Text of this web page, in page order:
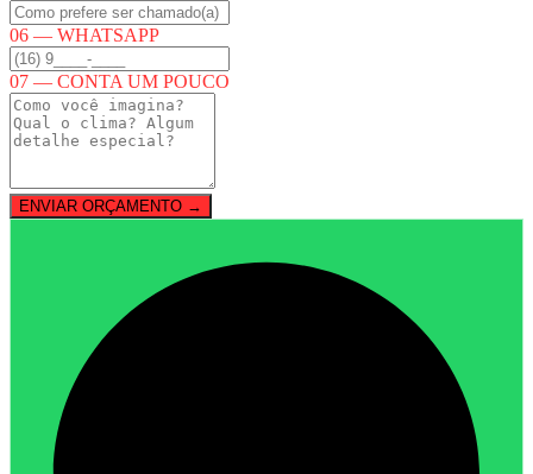
06 — WHATSAPP
07 — CONTA UM POUCO
ENVIAR ORÇAMENTO →